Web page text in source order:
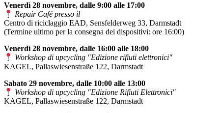
Venerdì 28 novembre, dalle 9:00 alle 17:00
Repair Café presso il
Centro di riciclaggio EAD, Sensfelderweg 33, Darmstadt
(Termine ultimo per la consegna dei dispositivi: ore 16:00)
Venerdì 28 novembre, dalle 16:00 alle 18:00
Workshop di upcycling "Edizione rifiuti elettronici"
KAGEL, Pallaswiesenstraße 122, Darmstadt
Sabato 29 novembre, dalle 10:00 alle 13:00
Workshop di upcycling "Edizione Rifiuti Elettronici"
KAGEL, Pallaswiesenstraße 122, Darmstadt